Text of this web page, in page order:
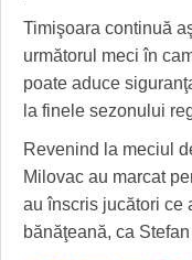
PE SURSE
JOCURI ONLINE
INVATAMANT
JUSTITIE
FILME
CLIPURI VIDEO
JOCURI ONLINE
Timişoara continuă
următorul meci în
poate aduce
la finele sezonului
Revenind la meciul
Milovac au marcat
au înscris jucători ce
bănăţeană, ca